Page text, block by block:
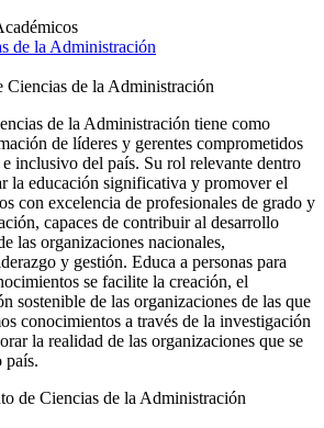
de la Administración
Ciencias de la Administración
de la Administración tiene como
de líderes y gerentes comprometidos
inclusivo del país. Su rol relevante dentro
la educación significativa y promover el
con excelencia de profesionales de grado y
capaces de contribuir al desarrollo
las organizaciones nacionales,
y gestión. Educa a personas para
se facilite la creación, el
sostenible de las organizaciones de las que
conocimientos a través de la investigación
la realidad de las organizaciones que se
país.
de Ciencias de la Administración